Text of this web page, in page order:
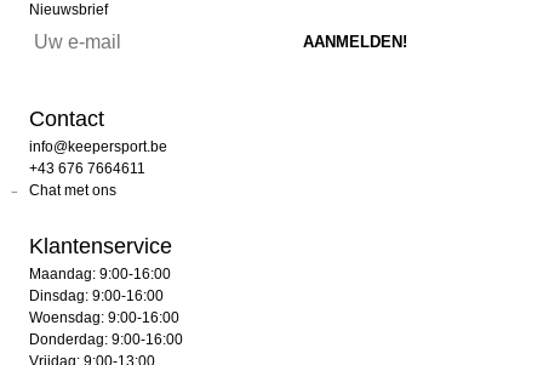
Nieuwsbrief
Contact
info@keepersport.be
+43 676 7664611
Chat met ons
Klantenservice
Maandag: 9:00-16:00
Dinsdag: 9:00-16:00
Woensdag: 9:00-16:00
Donderdag: 9:00-16:00
Vrijdag: 9:00-13:00